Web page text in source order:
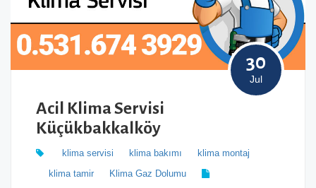
30
Jul
Acil Klima Servisi
Küçükbakkalköy
klima servisi klima bakımı
klima montaj
klima tamir
Klima Gaz Dolumu